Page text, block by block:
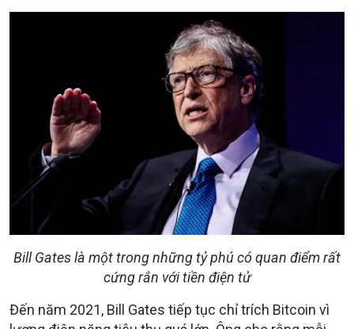
Bill Gates là một trong những tỷ phú có quan điểm rất
cứng rắn với tiền điện tử
Đến năm 2021, Bill Gates tiếp tục chỉ trích Bitcoin vì